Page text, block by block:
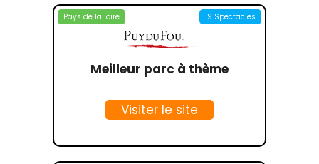
Pays de la loire 19 Spectacles
Meilleur parc à thème
Visiter le site